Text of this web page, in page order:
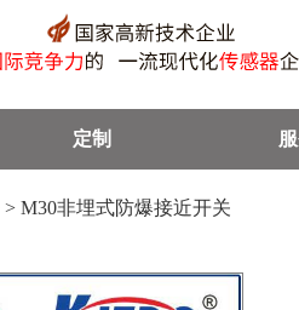
定制
> M30非埋式防爆接近开关